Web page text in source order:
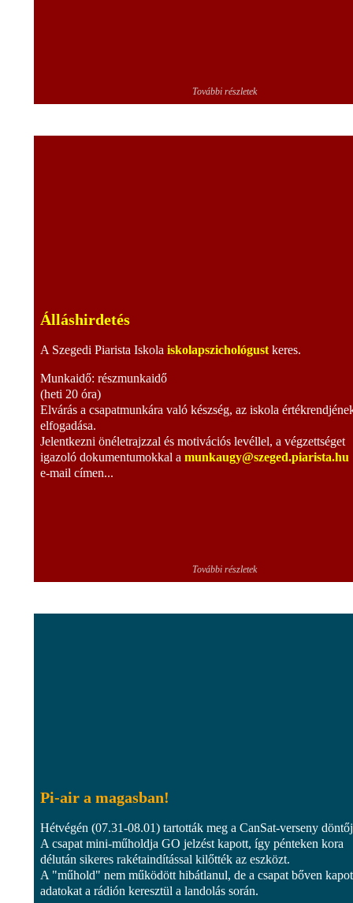
További részletek
Álláshirdetés
A Szegedi Piarista Iskola iskolapszichológust keres.
Munkaidő: részmunkaidő
(heti 20 óra)
Elvárás a csapatmunkára való készség, az iskola
elfogadása.
Jelentkezni önéletrajzzal és motivációs levéllel, a végzettséget
igazoló dokumentumokkal a munkaugy@szeged.piarista.hu
e-mail címen...
További részletek
Pi-air a magasban!
Hétvégén (07.31-08.01) tartották meg a CanSat-verseny
A csapat mini-műholdja GO jelzést kapott, így pénteken kora
délután sikeres rakétaindítással kilőtték az eszközt.
A "műhold" nem működött hibátlanul, de a csapat bőven
adatokat a rádión keresztül a landolás során.